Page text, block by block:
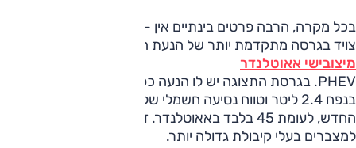
בכל מקרה, הרבה פרטים בינתיים אין - למעט שהאנגלברג טורר
צויד בגרסה מתקדמת יותר של הנעת הכלאיים של
מיצובישי אאוטלנדר
PHEV. בגרסת התצוגה יש לו הנעה כפולה קבועה, מנוע בנזין
החדש, לעומת 45 בלבד באאוטלנדר. זאת ככל הנראה תודות
למצברים בעלי קיבולת גדולה יותר.